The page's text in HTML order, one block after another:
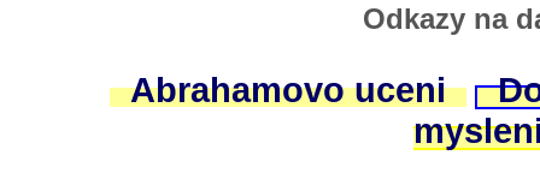
Odkazy na
Abrahamovo uceni